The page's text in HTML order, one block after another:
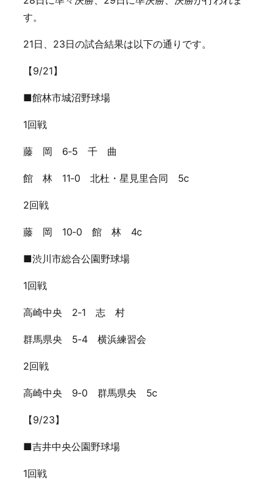
す。
21日、23日の試合結果は以下の通りです。
【9/21】
■館林市城沼野球場
1回戦
藤 岡 6‐5 千 曲
館 林 11‐0 北杜・星見里合同 5ⅽ
2回戦
藤 岡 10‐0 館 林 4ⅽ
■渋川市総合公園野球場
1回戦
高崎中央 2‐1 志 村
群馬県央 5‐4 横浜練習会
2回戦
高崎中央 9‐0 群馬県央 5ⅽ
【9/23】
■吉井中央公園野球場
1回戦